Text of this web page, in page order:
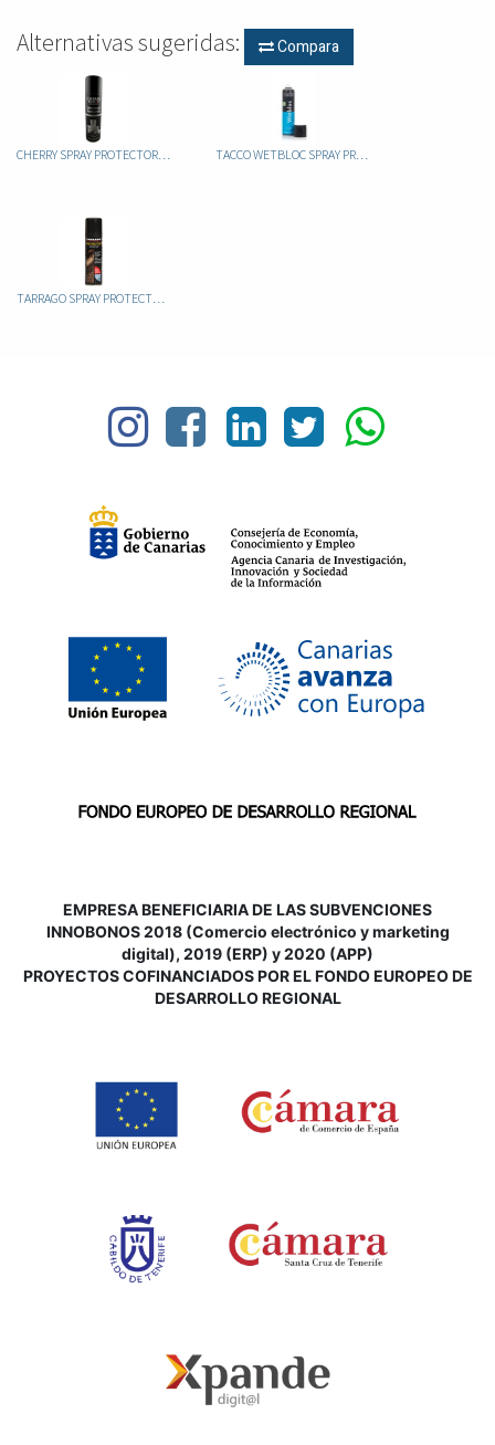
Alternativas sugeridas: Compara
EMPRESA BENEFICIARIA DE LAS SUBVENCIONES
INNOBONOS 2018 (Comercio electrónico y marketing
digital), 2019 (ERP) y 2020 (APP)
PROYECTOS COFINANCIADOS POR EL FONDO EUROPEO DE
DESARROLLO REGIONAL